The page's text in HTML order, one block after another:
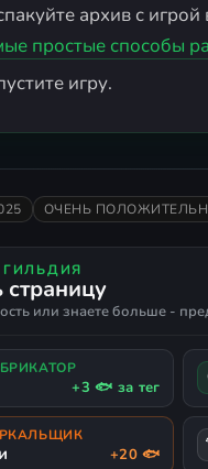
архив с
простые способы
игру.
ОЧЕНЬ
или знаете больше -
+3 🐟 за тег
+20 🐟